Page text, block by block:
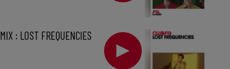
MIX : LOST FREQUENCIES